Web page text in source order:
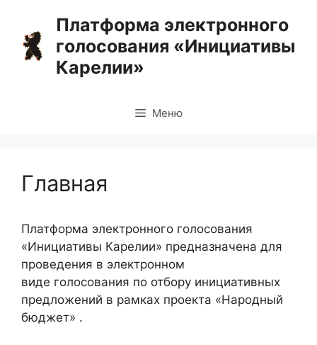
содержимому
Платформа электронного
голосования «Инициативы
Карелии»
Меню
Главная
Платформа электронного голосования
«Инициативы Карелии» предназначена для
проведения в электронном
виде голосования по отбору инициативных
предложений в рамках проекта «Народный
бюджет» .